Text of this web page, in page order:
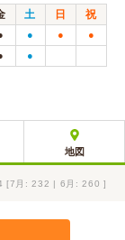
土 日
祝
● ● ●
●
地図
[7月: 232 | 6月: 260 ]